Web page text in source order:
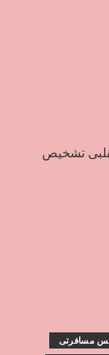
تشخیص
مسافرتی